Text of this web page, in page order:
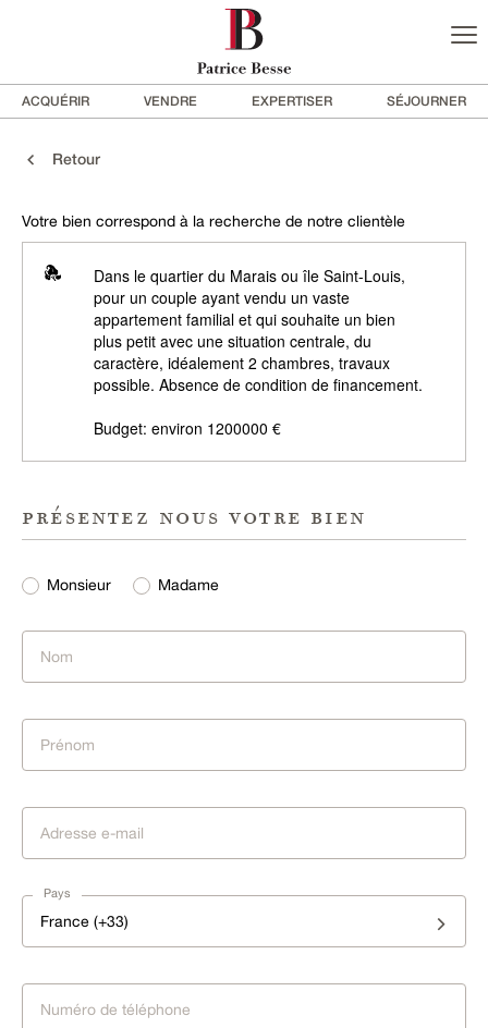
ACQUÉRIR VENDRE EXPERTISER SÉJOURNER
Retour
Votre bien correspond à la recherche de notre clientèle
Dans le quartier du Marais ou île Saint-Louis,
pour un couple ayant vendu un vaste
appartement familial et qui souhaite un bien
plus petit avec une situation centrale, du
caractère, idéalement 2 chambres, travaux
possible. Absence de condition de financement.
Budget: environ 1200000 €
présentez nous votre bien
Monsieur Madame
Pays
France (+33)